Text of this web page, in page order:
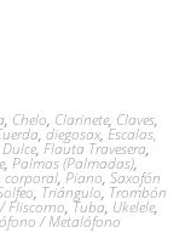
, Chelo, Clarinete, Claves,
, diegosax, Escalas,
,Flauta Travesera,
, Palmas (Palmadas),
corporal,Piano, Saxofón
, Triángulo, Trombón
Fliscorno, Tuba, Ukelele,
/ Metalófono